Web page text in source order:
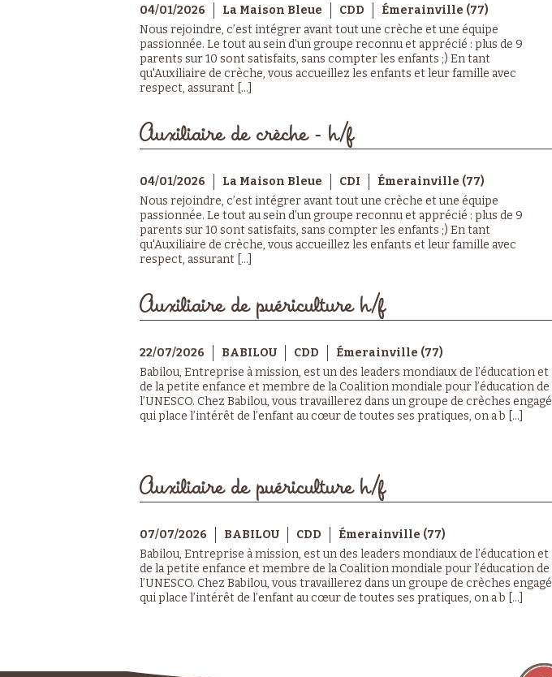
04/01/2026 La Maison Bleue CDD
Émerainville (77)
Nous rejoindre, c’est intégrer avant tout une crèche et une équipe
passionnée. Le tout au sein d’un groupe reconnu et apprécié : plus de 9
parents sur 10 sont satisfaits, sans compter les enfants ;) En tant
qu'Auxiliaire de crèche, vous accueillez les enfants et leur famille avec
respect, assurant [...]
Auxiliaire de crèche - h/f
04/01/2026 La Maison Bleue CDI
Émerainville (77)
Nous rejoindre, c’est intégrer avant tout une crèche et une équipe
passionnée. Le tout au sein d’un groupe reconnu et apprécié : plus de 9
parents sur 10 sont satisfaits, sans compter les enfants ;) En tant
qu'Auxiliaire de crèche, vous accueillez les enfants et leur famille avec
respect, assurant [...]
Auxiliaire de puériculture h/f
22/07/2026 BABILOU CDD
Émerainville (77)
Babilou, Entreprise à mission, est un des leaders mondiaux de l’éducation et
de la petite enfance et membre de la Coalition mondiale pour l’éducation de
l’UNESCO. Chez Babilou, vous travaillerez dans un groupe de crèches engagé
qui place l’intérêt de l’enfant au cœur de toutes ses pratiques, on a b [...]
Auxiliaire de puériculture h/f
07/07/2026 BABILOU CDD
Émerainville (77)
Babilou, Entreprise à mission, est un des leaders mondiaux de l’éducation et
de la petite enfance et membre de la Coalition mondiale pour l’éducation de
l’UNESCO. Chez Babilou, vous travaillerez dans un groupe de crèches engagé
qui place l’intérêt de l’enfant au cœur de toutes ses pratiques, on a b [...]